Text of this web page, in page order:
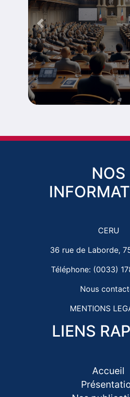
Previous
NOS
CERU
36 rue de Laborde,
Téléphone: (0033)
Nous
MENTIONS
LIENS
Accueil